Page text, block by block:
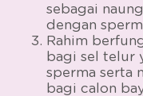
sebagai
dengan
Rahim
bagi sel telur
sperma serta
bagi calon